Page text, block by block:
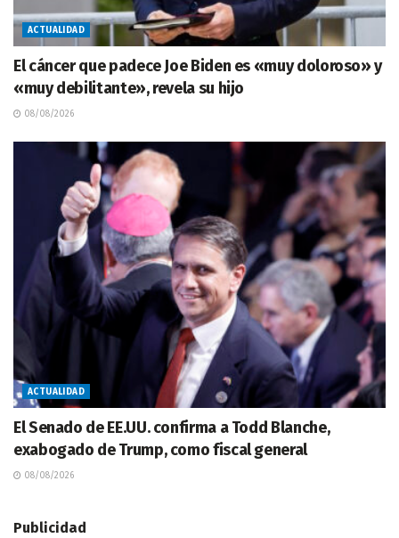
ACTUALIDAD
El cáncer que padece Joe Biden es «muy doloroso» y
«muy debilitante», revela su hijo
08/08/2026
ACTUALIDAD
El Senado de EE.UU. confirma a Todd Blanche,
exabogado de Trump, como fiscal general
08/08/2026
Publicidad